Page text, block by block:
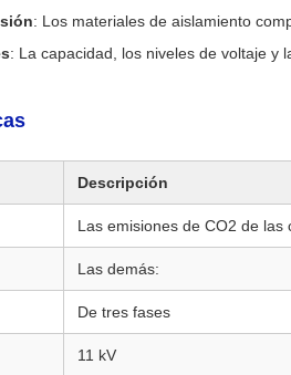
: Los materiales de aislamiento
: La capacidad, los niveles de voltaje y
Descripción
Las emisiones de CO2 de las
Las demás:
De tres fases
11 kV